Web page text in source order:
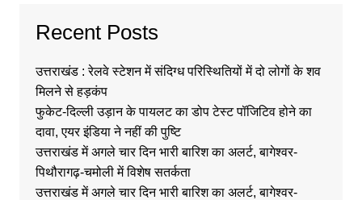
Recent Posts
उत्तराखंड : रेलवे स्टेशन में संदिग्ध परिस्थितियों में दो लोगों के शव
मिलने से हड़कंप
फुकेट-दिल्ली उड़ान के पायलट का डोप टेस्ट पॉजिटिव होने का
दावा, एयर इंडिया ने नहीं की पुष्टि
उत्तराखंड में अगले चार दिन भारी बारिश का अलर्ट, बागेश्वर-
पिथौरागढ़-चमोली में विशेष सतर्कता
उत्तराखंड में अगले चार दिन भारी बारिश का अलर्ट, बागेश्वर-